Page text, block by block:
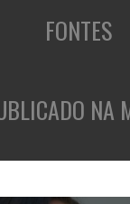
FONTES
NA